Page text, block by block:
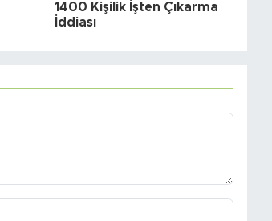
1400 Kişilik İşten Çıkarma
İddiası